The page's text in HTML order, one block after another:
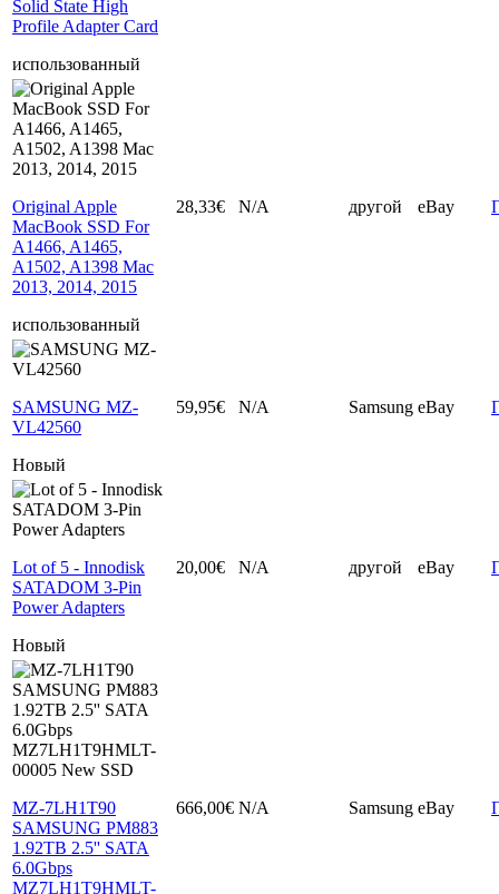
Solid State High
Profile Adapter Card
использованный
Original Apple
MacBook SSD For
A1466, A1465,
A1502, A1398 Mac
2013, 2014, 2015
использованный
28,33€ N/A другой eBay
SAMSUNG MZ-
VL42560
Новый
59,95€ N/A Samsung eBay
Lot of 5 - Innodisk
SATADOM 3-Pin
Power Adapters
Новый
20,00€ N/A другой eBay
MZ-7LH1T90
SAMSUNG PM883
1.92TB 2.5'' SATA
6.0Gbps
MZ7LH1T9HMLT-
666,00€ N/A Samsung eBay